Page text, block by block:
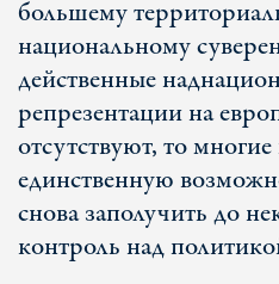
большему
национальному
действенные
репрезентации на
отсутствуют, то
единственную
снова заполучить до
контроль над